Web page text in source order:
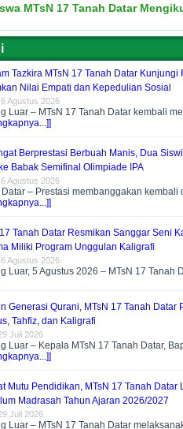
MTsN 17 Tanah Datar
Tazkira MTsN 17 Tanah Datar
Nilai Empati dan Kepedulian Sosial
6 Agustus 2026
Luar – MTsN 17 Tanah Datar kembali
Berprestasi Berbuah Manis, Dua
Babak Semifinal Olimpiade IPA
6 Agustus 2026
– Prestasi membanggakan kembali
Tanah Datar Resmikan Sanggar Seni
Miliki Program Unggulan Kaligrafi
6 Agustus 2026
Luar, 5 Agustus 2026 – MTsN 17 Tanah
Generasi Qurani, MTsN 17 Tanah Datar
Tahfiz, dan Kaligrafi
Juli 2026
Luar – Kepala MTsN 17 Tanah Datar,
Mutu Pendidikan, MTsN 17 Tanah Datar
Madrasah Tahun Ajaran 2026/2027
Juli 2026
Luar – MTsN 17 Tanah Datar